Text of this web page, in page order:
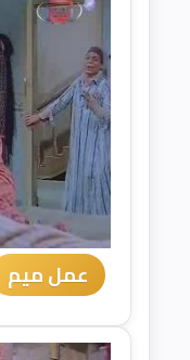
عمل ميم